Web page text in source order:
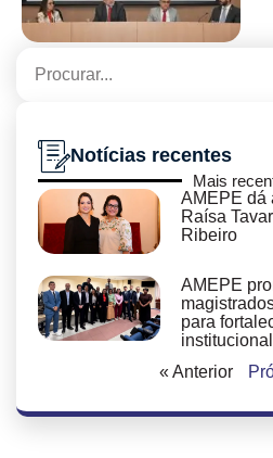
Notícias recentes
Mais
AMEPE dá
Raísa
Ribeiro
AMEPE
para
institucional
« Anterior